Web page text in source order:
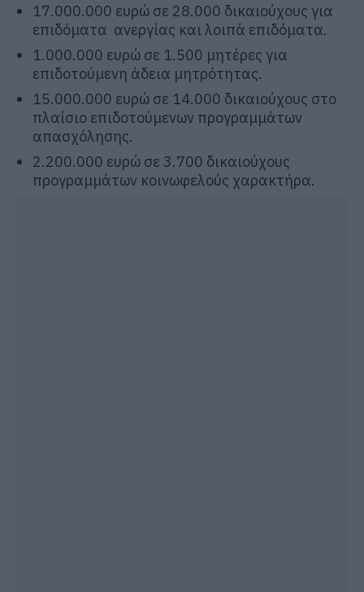
17.000.000 ευρώ σε 28.000 δικαιούχους για
επιδόματα ανεργίας και λοιπά επιδόματα.
1.000.000 ευρώ σε 1.500 μητέρες για
επιδοτούμενη άδεια μητρότητας.
15.000.000 ευρώ σε 14.000 δικαιούχους στο
πλαίσιο επιδοτούμενων προγραμμάτων
απασχόλησης.
2.200.000 ευρώ σε 3.700 δικαιούχους
προγραμμάτων κοινωφελούς χαρακτήρα.